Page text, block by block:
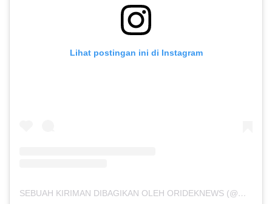
Lihat postingan ini di Instagram
SEBUAH KIRIMAN DIBAGIKAN OLEH ORIDEKNEWS (@OFFICIALORIDEKNEWS)